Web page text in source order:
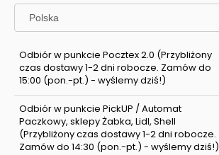
Odbiór w punkcie Pocztex 2.0 (Przybliżony
czas dostawy 1-2 dni robocze. Zamów do
15:00 (pon.-pt.) - wyślemy dziś!)
Odbiór w punkcie PickUP / Automat
Paczkowy, sklepy Żabka, Lidl, Shell
(Przybliżony czas dostawy 1-2 dni robocze.
Zamów do 14:30 (pon.-pt.) - wyślemy dziś!)